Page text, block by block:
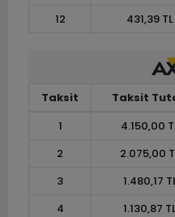
12
431,39 TL
Taksit Taksit
1
4.150,00
2
2.075,00
3
1.480,17
4
1.130,87